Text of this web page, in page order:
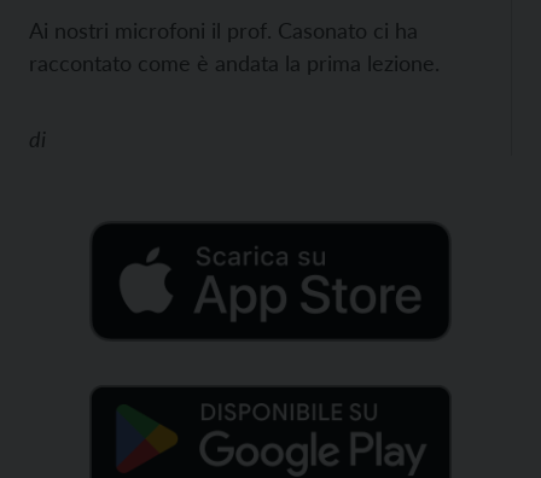
Ai nostri microfoni il prof. Casonato ci ha
raccontato come è andata la prima lezione.
di